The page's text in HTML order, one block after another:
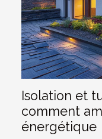
Isolation et
comment
énergétique